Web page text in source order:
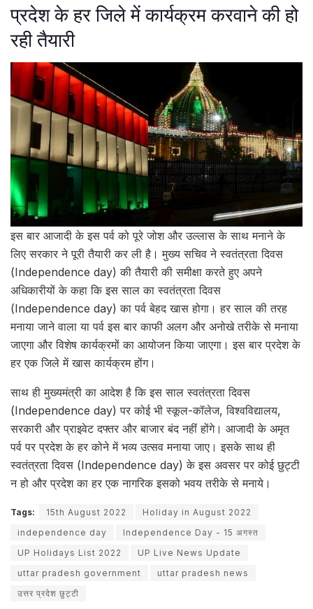
प्रदेश के हर जिले में कार्यक्रम करवाने की हो
रही तैयारी
इस बार आजादी के इस पर्व को पूरे जोश और उल्लास के साथ मनाने के
लिए सरकार ने पूरी तैयारी कर ली है। मुख्य सचिव ने स्वतंत्रता दिवस
(Independence day) की तैयारी की समीक्षा करते हुए अपने
अधिकारीयों के कहा कि इस साल का स्वतंत्रता दिवस
(Independence day) का पर्व बेहद खास होगा। हर साल की तरह
मनाया जाने वाला या पर्व इस बार काफी अलग और अनोखे तरीके से मनाया
जाएगा और विशेष कार्यक्रमों का आयोजन किया जाएगा। इस बार प्रदेश के
हर एक जिले में खास कार्यक्रम होंग।
साथ ही मुख्यमंत्री का आदेश है कि इस साल स्वतंत्रता दिवस
(Independence day) पर कोई भी स्कूल-कॉलेज, विश्वविद्यालय,
सरकारी और प्राइवेट दफ्तर और बाजार बंद नहीं होंगे। आजादी के अमृत
पर्व पर प्रदेश के हर कोने में भव्य उत्सव मनाया जाए। इसके साथ ही
स्वतंत्रता दिवस (Independence day) के इस अवसर पर कोई छुट्टी
न हो और प्रदेश का हर एक नागरिक इसको भवय तरीके से मनाये।
Tags: 15th August 2022
Holiday in August 2022
independence day
Independence Day - 15 अगस्त
UP Holidays List 2022
UP Live News Update
uttar pradesh government
uttar pradesh news
उत्तर प्रदेश छुट्टी